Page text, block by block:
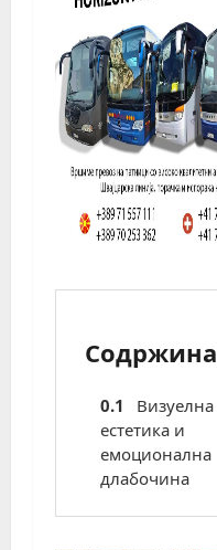
Содржина
Визуелна
естетика и
емоционална
длабочина